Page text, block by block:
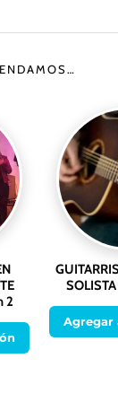
2
Agregar